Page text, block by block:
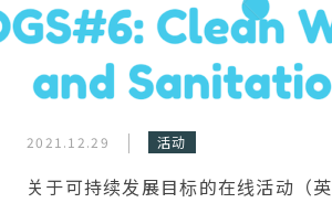
2021.12.29 活动
关于可持续发展目标的在线活动（英